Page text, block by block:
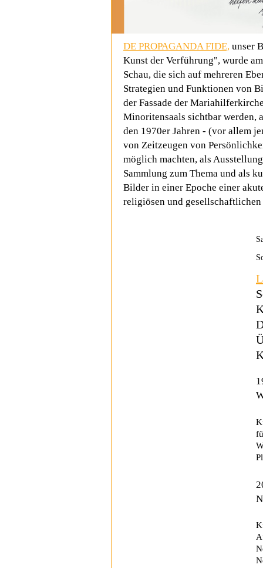
DE PROPAGANDA FIDE, unser
Kunst der Verführung", wurde
Schau, die sich auf mehreren
Strategien und Funktionen von
der Fassade der
Minoritensaals sichtbar werden,
den 1970er Jahren - (vor allem
von Zeitzeugen von
möglich machten, als
Sammlung zum Thema und als
Bilder in einer Epoche einer
religiösen und gesellschaftlichen